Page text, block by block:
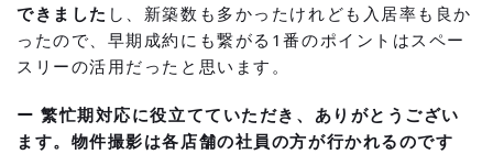
できました し、新築数も多かったけれども入居率も良か
ったので、早期成約にも繋がる1番のポイントはスペー
スリーの活用だったと思います。
ー 繁忙期対応に役立てていただき、ありがとうござい
ます。物件撮影は各店舗の社員の方が行かれるのです